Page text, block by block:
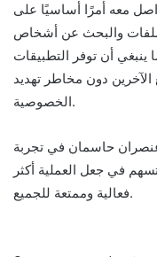
معه أمرًا أساسيًا على
والبحث عن أشخاص
أن توفر التطبيقات
دون مخاطر تهديد
الخصوصية.
عنصران حاسمان في تجربة
في جعل العملية أكثر
فعالية وممتعة للجميع.